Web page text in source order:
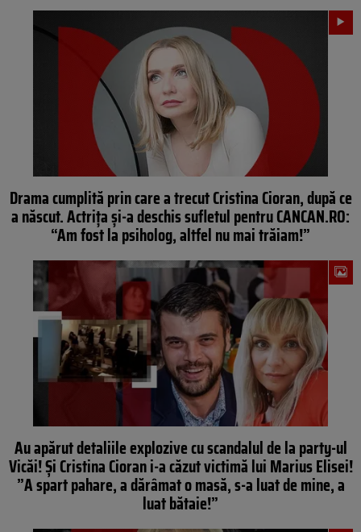
Drama cumplită prin care a trecut Cristina Cioran, după ce
a născut. Actrița și-a deschis sufletul pentru CANCAN.RO:
“Am fost la psiholog, altfel nu mai trăiam!”
Au apărut detaliile explozive cu scandalul de la party-ul
Vicăi! Și Cristina Cioran i-a căzut victimă lui Marius Elisei!
”A spart pahare, a dărâmat o masă, s-a luat de mine, a
luat bătaie!”